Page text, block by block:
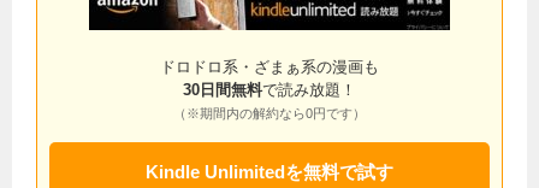
ドロドロ系・ざまぁ系の漫画も
30日間無料で読み放題！
（※期間内の解約なら0円です）
Kindle Unlimitedを無料で試す